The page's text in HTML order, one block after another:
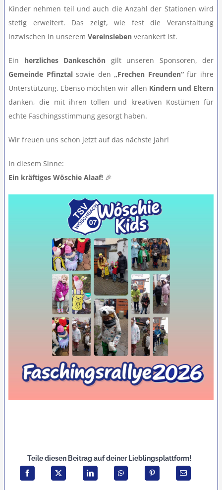
Kinder nehmen teil und auch die Anzahl der Stationen wird
stetig erweitert. Das zeigt, wie fest die Veranstaltung
inzwischen in unserem Vereinsleben verankert ist.
Ein herzliches Dankeschön gilt unseren Sponsoren, der
Gemeinde Pfinztalsowie den„Frechen Freunden“für ihre
Unterstützung. Ebenso möchten wir allen Kindern und Eltern
danken, die mit ihren tollen und kreativen Kostümen für
echte Faschingsstimmung gesorgt haben.
Wir freuen uns schon jetzt auf das nächste Jahr!
In diesem Sinne:
Ein kräftiges Wöschie Alaaf! 🎉
Teile diesen Beitrag auf deiner Lieblingsplattform!